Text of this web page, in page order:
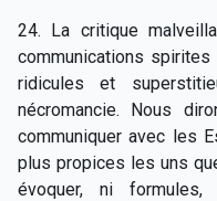
24. La critique
communications
ridicules et
nécromancie. Nous
communiquer avec les
plus propices les uns
évoquer, ni